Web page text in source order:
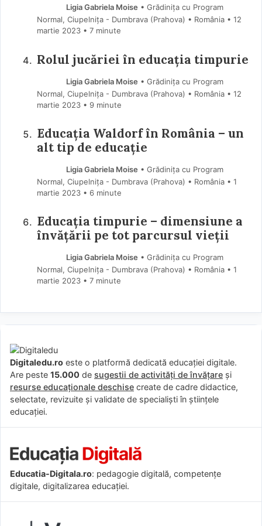
Ligia Gabriela Moise • Grădinița cu Program
Normal, Ciupelnița - Dumbrava (Prahova) • România
12
martie 2023 • 7 minute
Rolul jucăriei în educația timpurie
Ligia Gabriela Moise • Grădinița cu Program
Normal, Ciupelnița - Dumbrava (Prahova) • România
12
martie 2023 • 9 minute
Educația Waldorf în România – un
alt tip de educație
Ligia Gabriela Moise • Grădinița cu Program
Normal, Ciupelnița - Dumbrava (Prahova) • România
1
martie 2023 • 6 minute
Educația timpurie – dimensiune a
învățării pe tot parcursul vieții
Ligia Gabriela Moise • Grădinița cu Program
Normal, Ciupelnița - Dumbrava (Prahova) • România
1
martie 2023 • 7 minute
Digitaledu.ro este o platformă dedicată educației digitale.
Are peste 15.000 de sugestii de activități de învățare și
resurse educaționale deschise create de cadre didactice,
selectate, revizuite și validate de specialiști în științele
educației.
Educatia-Digitala.ro: pedagogie digitală, competențe
digitale, digitalizarea educației.